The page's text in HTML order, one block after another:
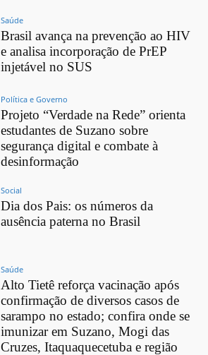
Saúde
Brasil avança na prevenção ao HIV
e analisa incorporação de PrEP
injetável no SUS
Política e Governo
Projeto “Verdade na Rede” orienta
estudantes de Suzano sobre
segurança digital e combate à
desinformação
Social
Dia dos Pais: os números da
ausência paterna no Brasil
Saúde
Alto Tietê reforça vacinação após
confirmação de diversos casos de
sarampo no estado; confira onde se
imunizar em Suzano, Mogi das
Cruzes, Itaquaquecetuba e região